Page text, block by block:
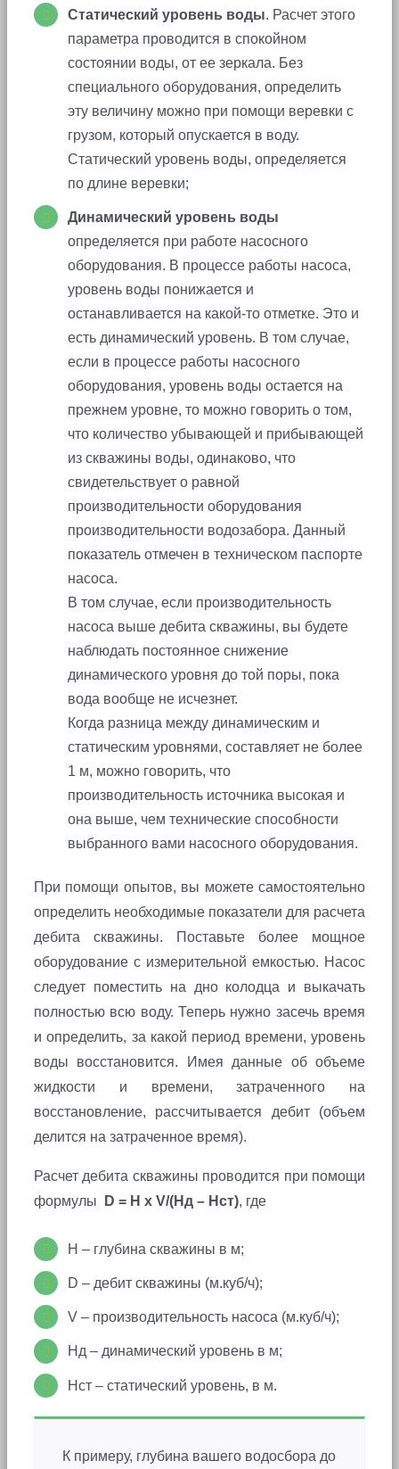
Статический уровень воды. Расчет этого
параметра проводится в спокойном
состоянии воды, от ее зеркала. Без
специального оборудования, определить
эту величину можно при помощи веревки с
грузом, который опускается в воду.
Статический уровень воды, определяется
по длине веревки;
Динамический уровень воды
определяется при работе насосного
оборудования. В процессе работы насоса,
уровень воды понижается и
останавливается на какой-то отметке. Это и
есть динамический уровень. В том случае,
если в процессе работы насосного
оборудования, уровень воды остается на
прежнем уровне, то можно говорить о том,
что количество убывающей и прибывающей
из скважины воды, одинаково, что
свидетельствует о равной
производительности оборудования
производительности водозабора. Данный
показатель отмечен в техническом паспорте
насоса.
В том случае, если производительность
насоса выше дебита скважины, вы будете
наблюдать постоянное снижение
динамического уровня до той поры, пока
вода вообще не исчезнет.
Когда разница между динамическим и
статическим уровнями, составляет не более
1 м, можно говорить, что
производительность источника высокая и
она выше, чем технические способности
выбранного вами насосного оборудования.
При помощи опытов, вы можете самостоятельно
определить необходимые показатели для расчета
дебита скважины. Поставьте более мощное
оборудование с измерительной емкостью. Насос
следует поместить на дно колодца и выкачать
полностью всю воду. Теперь нужно засечь время
и определить, за какой период времени, уровень
воды восстановится. Имея данные об объеме
жидкости и времени, затраченного на
восстановление, рассчитывается дебит (объем
делится на затраченное время).
Расчет дебита скважины проводится при помощи
формулы
D = H x V/(Hд – Нст), где
Н – глубина скважины в м;
D – дебит скважины (м.куб/ч);
V – производительность насоса (м.куб/ч);
Нд – динамический уровень в м;
Нст – статический уровень, в м.
К примеру, глубина вашего водосбора до